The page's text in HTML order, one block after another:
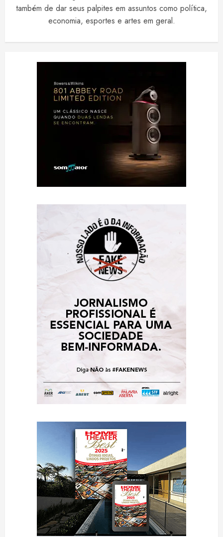
também de dar seus palpites em assuntos como política,
economia, esportes e artes em geral.